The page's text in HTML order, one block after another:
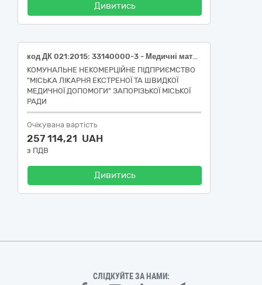
Дивитись
код ДК 021:2015: 33140000-3 - Медичні матеріали (Пробірка вакуумна: Об'єм 3 мл., розмір: 13х75 мм, наповнювач: К3 ЕДТА, колір кришки: Лавандовий, стерильна(код НК 024:2023:47588 - Пробірка вакуумна для відбирання зразків крові IVD (діагностика in vitro) з K3ЕДТА); Пробірка вакуумна стерильна 8мл, 16х100, наповнювач: борна кислота, тип кришки: пробка, дно пробірки: напівкругле, метод забору крові: вакуумно-аспіраційний(код НК 024:2023:58150 - Контейнер вакуумний для взяття зразків сечі IVD (діагностика in vitro) з борною кислотою (H3BO3)) ; Пробірки лабораторні (не вакуумні): матеріал боросилікатне скло, нестерильні, 14×120 мм, з округлим дном, прозорі, без наповнювача та кришки, без градуювання і поля для нотаток, з прямим краєм(код НК 024:2023:46237 - Нестерильна пробірка); Пробірки лабораторні (не вакуумні): матеріал боросилікатне скло, нестерильні, 10×90 мм, з округлим дном, прозорі, без наповнювача, без градуювання та поля для нотаток, з прямим краєм(код НК 024:2023:46237 - Нестерильна пробірка); Пробірка вакуумна: Об'єм 9 мл., розмір: 16х100 мм, наповнювач: Активатор згортання (кремнезем), колір кришки: Червоний, стерильна(код НК 024:2023:47590 - Пробірка вакуумна для відбирання зразків крові IVD (діагностика in vitro) без добавок))
КОМУНАЛЬНЕ НЕКОМЕРЦІЙНЕ ПІДПРИЄМСТВО
"МІСЬКА ЛІКАРНЯ ЕКСТРЕНОЇ ТА ШВИДКОЇ
МЕДИЧНОЇ ДОПОМОГИ" ЗАПОРІЗЬКОЇ МІСЬКОЇ
РАДИ
Очікувана вартість
257 114,21 UAH
з ПДВ
Дивитись
СЛІДКУЙТЕ ЗА НАМИ: